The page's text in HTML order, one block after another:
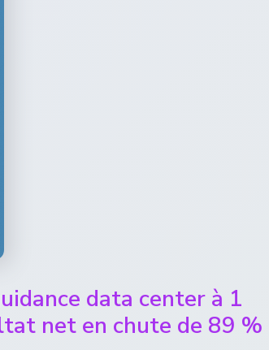
data center à 1
net en chute de 89 %